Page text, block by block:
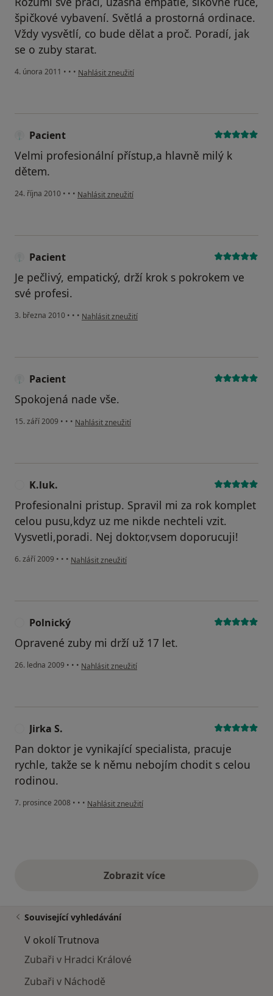
špičkové vybavení. Světlá a prostorná ordinace.
Vždy vysvětlí, co bude dělat a proč. Poradí, jak
se o zuby starat.
4. února 2011 • • • podle názoru uživatele Váš účet byl odstraněn
Nahlásit zneužití
Pacient
Velmi profesionální přístup,a hlavně milý k
dětem.
24. října 2010 • • • podle názoru uživatele Pacient
Nahlásit zneužití
Pacient
Je pečlivý, empatický, drží krok s pokrokem ve
své profesi.
3. března 2010 • • • podle názoru uživatele Pacient
Nahlásit zneužití
Pacient
Spokojená nade vše.
15. září 2009 • • • podle názoru uživatele Pacient
Nahlásit zneužití
K.luk.
Profesionalni pristup. Spravil mi za rok komplet
celou pusu,kdyz uz me nikde nechteli vzit.
Vysvetli,poradi. Nej doktor,vsem doporucuji!
6. září 2009 • • • podle názoru uživatele K.luk.
Nahlásit zneužití
Polnický
Opravené zuby mi drží už 17 let.
26. ledna 2009 • • • podle názoru uživatele Polnický
Nahlásit zneužití
Jirka S.
Pan doktor je vynikající specialista, pracuje
rychle, takže se k němu nebojím chodit s celou
rodinou.
7. prosince 2008 • • • podle názoru uživatele Jirka S.
Nahlásit zneužití
Zobrazit vícevýše uvedené názory
Související vyhledávání
V okolí Trutnova
Zubaři v Hradci Králové
Zubaři v Náchodě